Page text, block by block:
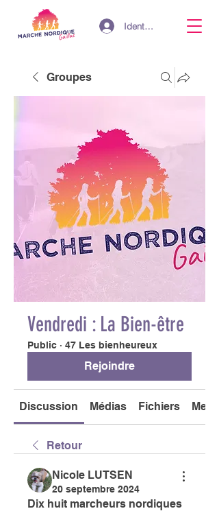
Identifiant
Groupes
Vendredi : La Bien-être
Public · 47 Les bienheureux
Rejoindre
Discussion Médias Fichiers
Retour
Nicole LUTSEN
20 septembre 2024
Dix huit marcheurs nordiques